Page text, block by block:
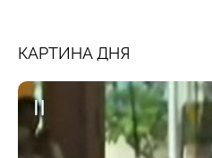
КАРТИНА ДНЯ